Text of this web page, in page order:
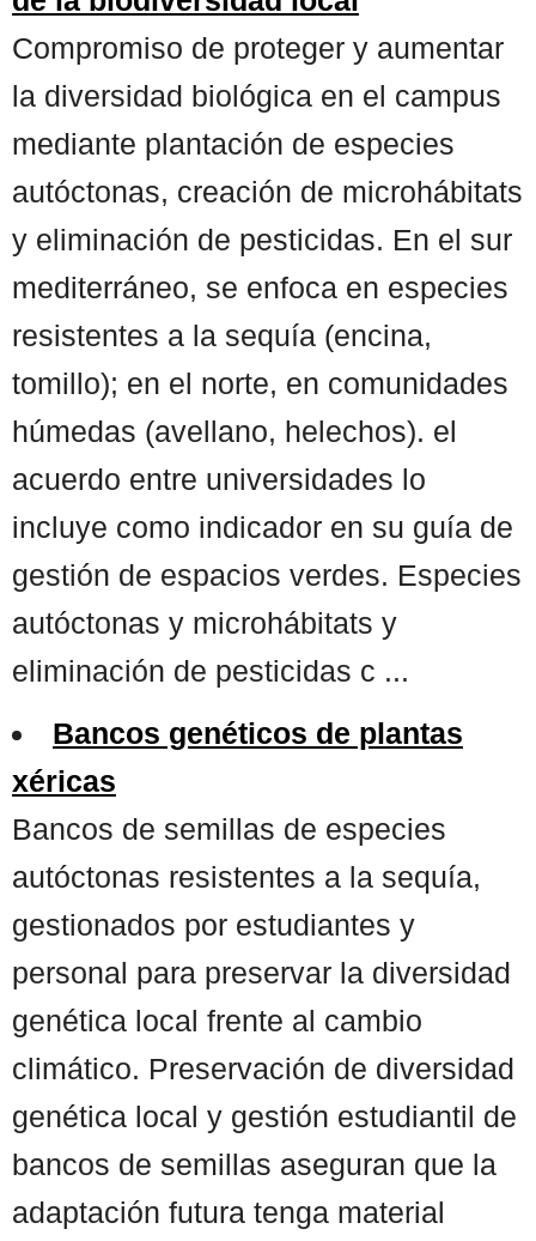
Compromiso de proteger y aumentar
la diversidad biológica en el campus
mediante plantación de especies
autóctonas, creación de microhábitats
y eliminación de pesticidas. En el sur
mediterráneo, se enfoca en especies
resistentes a la sequía (encina,
tomillo); en el norte, en comunidades
húmedas (avellano, helechos). el
acuerdo entre universidades lo
incluye como indicador en su guía de
gestión de espacios verdes. Especies
autóctonas y microhábitats y
eliminación de pesticidas c ...
Bancos genéticos de plantas
xéricas
Bancos de semillas de especies
autóctonas resistentes a la sequía,
gestionados por estudiantes y
personal para preservar la diversidad
genética local frente al cambio
climático. Preservación de diversidad
genética local y gestión estudiantil de
bancos de semillas aseguran que la
adaptación futura tenga material